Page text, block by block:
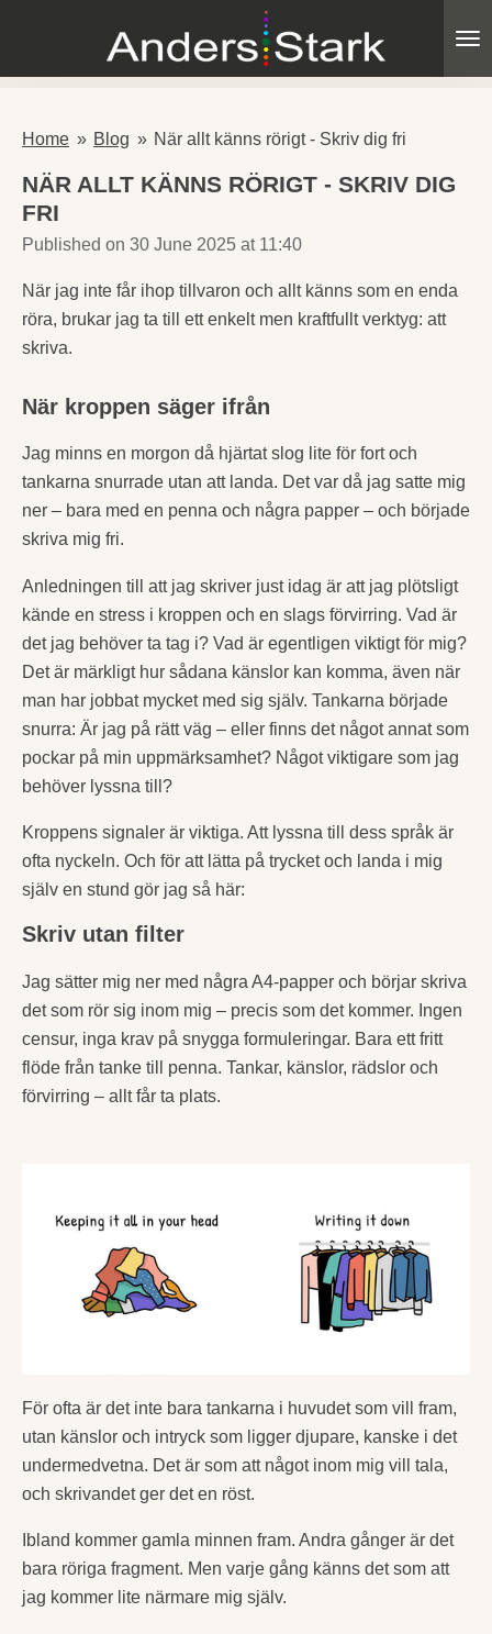
main
Home » Blog » När allt känns rörigt - Skriv dig fri
NÄR ALLT KÄNNS RÖRIGT - SKRIV DIG
FRI
Published on 30 June 2025 at 11:40
När jag inte får ihop tillvaron och allt känns som en enda
röra, brukar jag ta till ett enkelt men kraftfullt verktyg: att
skriva.
När kroppen säger ifrån
Jag minns en morgon då hjärtat slog lite för fort och
tankarna snurrade utan att landa. Det var då jag satte mig
ner – bara med en penna och några papper – och började
skriva mig fri.
Anledningen till att jag skriver just idag är att jag plötsligt
kände en stress i kroppen och en slags förvirring. Vad är
det jag behöver ta tag i? Vad är egentligen viktigt för mig?
Det är märkligt hur sådana känslor kan komma, även när
man har jobbat mycket med sig själv. Tankarna började
snurra: Är jag på rätt väg – eller finns det något annat som
pockar på min uppmärksamhet? Något viktigare som jag
behöver lyssna till?
Kroppens signaler är viktiga. Att lyssna till dess språk är
ofta nyckeln. Och för att lätta på trycket och landa i mig
själv en stund gör jag så här:
Skriv utan filter
Jag sätter mig ner med några A4-papper och börjar skriva
det som rör sig inom mig – precis som det kommer. Ingen
censur, inga krav på snygga formuleringar. Bara ett fritt
flöde från tanke till penna. Tankar, känslor, rädslor och
förvirring – allt får ta plats.
För ofta är det inte bara tankarna i huvudet som vill fram,
utan känslor och intryck som ligger djupare, kanske i det
undermedvetna. Det är som att något inom mig vill tala,
och skrivandet ger det en röst.
Ibland kommer gamla minnen fram. Andra gånger är det
bara röriga fragment. Men varje gång känns det som att
jag kommer lite närmare mig själv.